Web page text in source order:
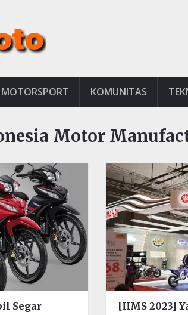
MOTORSPORT KOMUNITAS
Motor
Segar
[IIMS 2023]